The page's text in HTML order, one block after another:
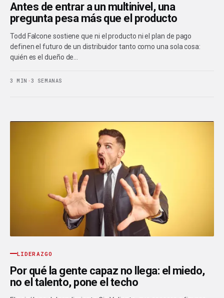
Antes de entrar a un multinivel, una
pregunta pesa más que el producto
Todd Falcone sostiene que ni el producto ni el plan de pago
definen el futuro de un distribuidor tanto como una sola cosa:
quién es el dueño de…
3 MIN · 3 SEMANAS
LIDERAZGO
Por qué la gente capaz no llega: el miedo,
no el talento, pone el techo